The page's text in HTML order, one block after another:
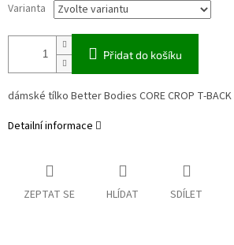
Varianta
Přidat do košíku
dámské tílko Better Bodies CORE CROP T-BACK
Detailní informace
ZEPTAT SE HLÍDAT SDÍLET